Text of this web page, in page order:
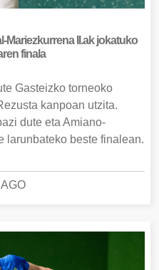
Mariezkurrena II.ak jokatuko
finala
Gasteizko torneoko
kanpoan utzita.
dute eta Amiano-
larunbateko beste finalean.